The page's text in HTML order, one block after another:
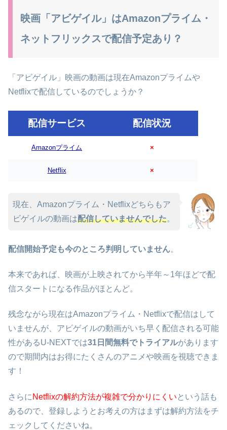
映画「アビゲイル」はAmazonプライム・
ネットフリックスで配信予定あり？
「アビゲイル」映画の動画は現在Amazonプライムや
Netflixで配信しているのでしょうか？
配信サービス 配信状況
Amazonプライム ×
Netflix ×
現在、Amazonプライム・Netflixどちらもア
ビゲイルの動画は配信していませんでした。
配信開始予定も今のところ判明していません。
本来であれば、映画が上映されてから半年～1年ほどで配
信スタートになる作品がほとんど。
残念ながら現在はAmazonプライム・Netflixで配信はして
いませんが、アビゲイルの動画がいち早く配信される可能
性があるU-NEXTでは31日間無料でトライアルがあります
ので期間内はお得にたくさんのアニメや映画を視聴できま
す！
さらに Netflixの解約方法が複雑で分かりにくい という話も
あるので、登録しようとお考えの方はまずは解約方法をチ
ェックしてくださいね。